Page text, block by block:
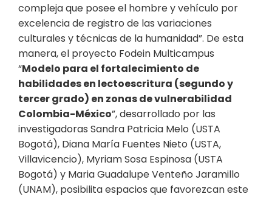
compleja que posee el hombre y vehículo por
excelencia de registro de las variaciones
culturales y técnicas de la humanidad”. De esta
manera, el proyecto Fodein Multicampus
“Modelo para el fortalecimiento de
habilidades en lectoescritura (segundo y
tercer grado) en zonas de vulnerabilidad
Colombia-México”, desarrollado por las
investigadoras Sandra Patricia Melo (USTA
Bogotá), Diana María Fuentes Nieto (USTA,
Villavicencio), Myriam Sosa Espinosa (USTA
Bogotá) y Maria Guadalupe Venteño Jaramillo
(UNAM), posibilita espacios que favorezcan este